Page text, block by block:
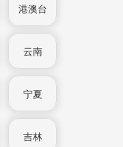
港澳台
云南
宁夏
吉林